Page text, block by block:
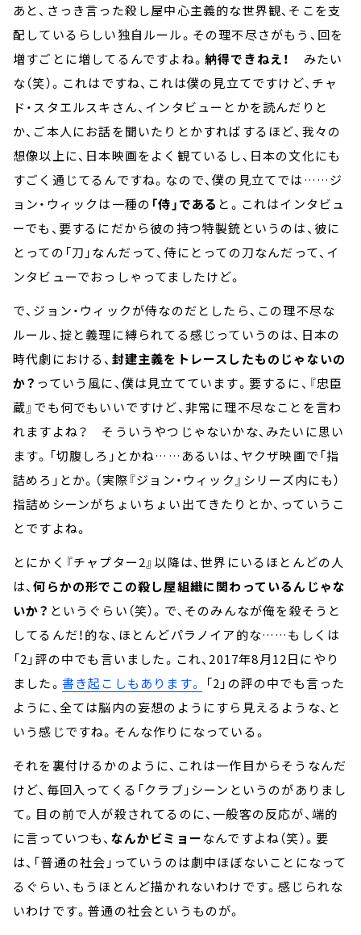
あと、さっき言った殺し屋中心主義的な世界観、そこを支
配しているらしい独自ルール。その理不尽さがもう、回を
増すごとに増してるんですよね。 納得できねえ！
みたい
な（笑）。これはですね、これは僕の見立てですけど、チャ
ド・スタエルスキさん、インタビューとかを読んだりと
か、ご本人にお話を聞いたりとかすればするほど、我々の
想像以上に、日本映画をよく観ているし、日本の文化にも
すごく通じてるんですね。なので、僕の見立てでは……ジ
ョン・ウィックは一種の 「侍」である と。これはインタビュ
ーでも、要するにだから彼の持つ特製銃というのは、彼に
とっての「刀」なんだって、侍にとっての刀なんだって、イ
ンタビューでおっしゃってましたけど。
で、ジョン・ウィックが侍なのだとしたら、この理不尽な
ルール、掟と義理に縛られてる感じっていうのは、日本の
時代劇における、 封建主義をトレースしたものじゃないの
か？ っていう風に、僕は見立てています。要するに、『忠臣
蔵』でも何でもいいですけど、非常に理不尽なことを言わ
れますよね？ そういうやつじゃないかな、みたいに思い
ます。「切腹しろ」とかね……あるいは、ヤクザ映画で「指
詰めろ」とか。（実際『ジョン・ウィック』シリーズ内にも）
指詰めシーンがちょいちょい出てきたりとか、っていうこ
とですよね。
とにかく『チャプター2』以降は、世界にいるほとんどの人
は、何らかの形でこの殺し屋組織に関わっているんじゃな
いか？ というぐらい（笑）。で、そのみんなが俺を殺そうと
してるんだ！的な、ほとんどパラノイア的な……もしくは
「2」評の中でも言いました。これ、2017年8月12日にやり
ました。 書き起こしもあります。
「2」の評の中でも言った
ように、全ては脳内の妄想のようにすら見えるような、と
いう感じですね。そんな作りになっている。
それを裏付けるかのように、これは一作目からそうなんだ
けど、毎回入ってくる「クラブ」シーンというのがありまし
て。目の前で人が殺されてるのに、一般客の反応が、端的
に言っていつも、 なんかビミョーなんですよね（笑）。要
は、「普通の社会」っていうのは劇中ほぼないことになって
るぐらい、もうほとんど描かれないわけです。感じられな
いわけです。普通の社会というものが。